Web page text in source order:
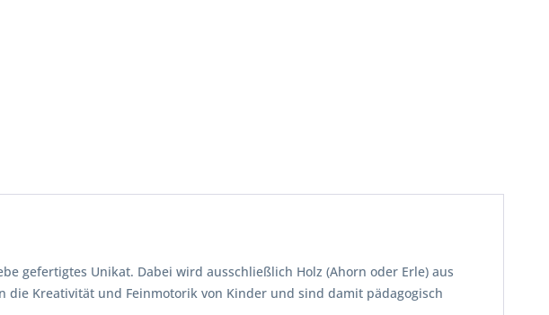
gefertigtes Unikat. Dabei wird ausschließlich Holz (Ahorn oder Erle) aus
Kreativität und Feinmotorik von Kinder und sind damit pädagogisch